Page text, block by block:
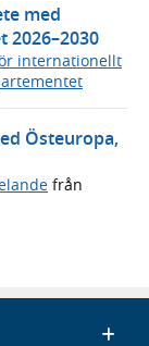
med
2026–2030
internationellt
Östeuropa,
från